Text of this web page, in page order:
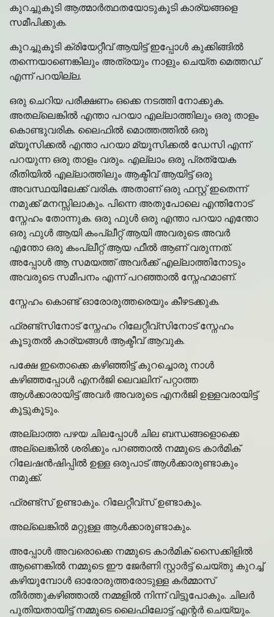
കുറച്ചുകൂടി ആത്മാർത്ഥതയോടുകൂടി കാര്യങ്ങളെ
സമീപിക്കുക.
കുറച്ചുകൂടി ക്രിയേറ്റീവ് ആയിട്ട് ഇപ്പോൾ കുക്കിങ്ങിൽ
തന്നെയാണെങ്കിലും അത്രയും നാളും ചെയ്ത മെത്തഡ്
എന്ന് പറയില്ല.
ഒരു ചെറിയ പരീക്ഷണം ഒക്കെ നടത്തി നോക്കുക.
അതല്ലെങ്കിൽ എന്താ പറയാ എല്ലാത്തിലും ഒരു താളം
കൊണ്ടുവരിക. ലൈഫിൽ മൊത്തത്തിൽ ഒരു
മ്യൂസിക്കൽ എന്താ പറയാ മ്യൂസിക്കൽ ഡേസി എന്ന്
പറയുന്ന ഒരു താളം വരും. എല്ലാം ഒരു പ്രത്യേക
രീതിയിൽ എല്ലാത്തിലും ആക്ടീവ് ആയിട്ട് ഒരു
അവസ്ഥയിലേക്ക് വരിക. അതാണ് ഒരു ഫസ്റ്റ് ഇതെന്ന്
നമുക്ക് മനസ്സിലാകും. പിന്നെ അതുപോലെ എന്തിനോട്
സ്നേഹം തോന്നുക. ഒരു ഫുൾ ഒരു എന്താ പറയാ എന്തോ
ഒരു ഫുൾ ആയി കംപ്ലീറ്റ് ആയി അവരുടെ അവർ
എന്തോ ഒരു കംപ്ലീറ്റ് ആയ ഫീൽ ആണ് വരുന്നത്.
അപ്പോൾ ആ സമയത്ത് അവർക്ക് എല്ലാത്തിനോടും
അവരുടെ സമീപനം എന്ന് പറഞ്ഞാൽ സ്നേഹമാണ്.
സ്നേഹം കൊണ്ട് ഓരോരുത്തരെയും കീഴടക്കുക.
ഫ്രണ്ട്സിനോട് സ്നേഹം റിലേറ്റീവ്സിനോട് സ്നേഹം
കൂടുതൽ കാര്യങ്ങൾ ആക്ടീവ് ആവുക.
പക്ഷേ ഇതൊക്കെ കഴിഞ്ഞിട്ട് കുറച്ചൊരു നാൾ
കഴിഞ്ഞപ്പോൾ എനർജി ലെവലിന് പറ്റാത്ത
ആൾക്കാരായിട്ട് അവർ അവരുടെ എനർജി ഉള്ളവരായിട്ട്
കൂട്ടുകൂടും.
അല്ലാത്ത പഴയ ചിലപ്പോൾ ചില ബന്ധങ്ങളൊക്കെ
അല്ലെങ്കിൽ ശരിക്കും പറഞ്ഞാൽ നമ്മുടെ കാർമിക്
റിലേഷൻഷിപ്പിൽ ഉള്ള ഒരുപാട് ആൾക്കാരുണ്ടാകും
നമുക്ക്.
ഫ്രണ്ട്സ് ഉണ്ടാകും. റിലേറ്റീവ്സ് ഉണ്ടാകും.
അല്ലെങ്കിൽ മറ്റുള്ള ആൾക്കാരുണ്ടാകും.
അപ്പോൾ അവരൊക്കെ നമ്മുടെ കാർമിക് സൈക്കിളിൽ
ആണെങ്കിൽ നമ്മുടെ ഈ ജേർണി സ്റ്റാർട്ട് ചെയ്തു കുറച്ച്
കഴിയുമ്പോൾ ഓരോരുത്തരോടുള്ള കർമ്മാസ്
തീർത്തുകഴിഞ്ഞാൽ നമ്മളിൽ നിന്ന് വിട്ടുപോകും. ചിലർ
പുതിയതായിട്ട് നമ്മുടെ ലൈഫിലോട്ട് എന്റർ ചെയ്യും.